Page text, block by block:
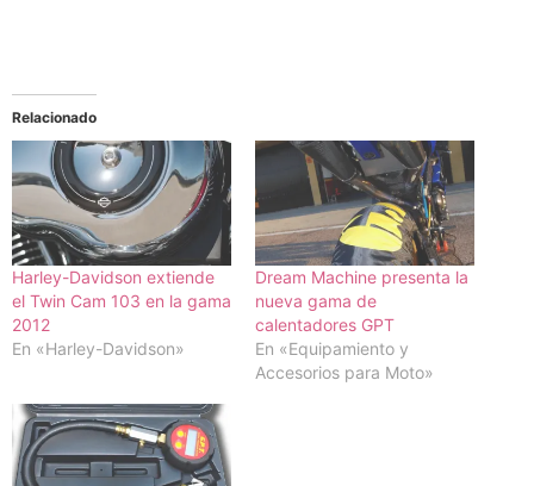
Relacionado
Harley-Davidson extiende
el Twin Cam 103 en la gama
2012
En «Harley-Davidson»
Dream Machine presenta la
nueva gama de
calentadores GPT
En «Equipamiento y
Accesorios para Moto»